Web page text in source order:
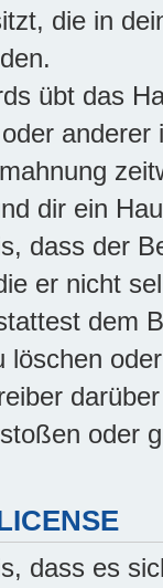
die in
übt das
dir ein
dass der
er nicht
dem
löschen
oder
dass es